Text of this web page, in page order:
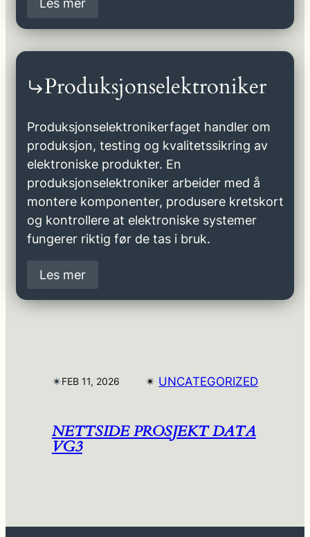
Les mer
Produksjonselektroniker
Produksjonselektronikerfaget handler om
produksjon, testing og kvalitetssikring av
elektroniske produkter. En
produksjonselektroniker arbeider med å
montere komponenter, produsere kretskort
og kontrollere at elektroniske systemer
fungerer riktig før de tas i bruk.
Les mer
✴︎FEB 11, 2026 ✴︎ UNCATEGORIZED
NETTSIDE PROSJEKT DATA
VG3